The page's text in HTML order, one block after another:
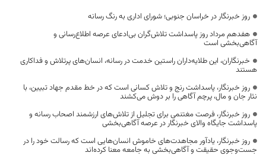
روز خبرنگار در خراسان جنوبی؛ شورای اداری به رنگ رسانه
هفدهم مرداد روز پاسداشت تلاش‌گران بی‌ادعای عرصه اطلاع‌رسانی و
آگاهی‌بخشی است
خبرنگاران، این طلایه‌داران راستین خدمت در رسانه، انسان‌های پرتلاش و فداکاری
هستند
روز خبرنگار، پاسداشت رنج و تلاش کسانی است که در خط مقدم جهاد تبیین، با
نثار جان و مال، پرچم آگاهی را بر دوش می‌کشند
روز خبرنگار، فرصت مغتنمی برای تجلیل از تلاش‌های ارزشمند اصحاب رسانه و
پاسداشت جایگاه والای خبرنگار در عرصه آگاهی‌بخشی
روز خبرنگار، یادآور مجاهدت‌های خاموش انسان‌هایی است که رسالت خود را در
جست‌وجوی حقیقت و آگاهی‌بخشی به جامعه معنا کرده‌اند